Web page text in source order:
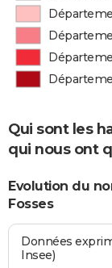
Qui sont les
qui nous ont
Evolution du
Fosses
Données
Insee)